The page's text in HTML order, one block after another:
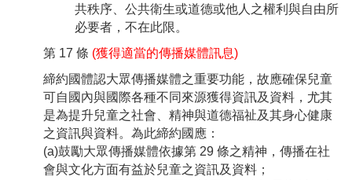
共秩序、公共衛生或道德或他人之權利與自由所
必要者，不在此限。
第 17 條 (獲得適當的傳播媒體訊息)
締約國體認大眾傳播媒體之重要功能，故應確保兒童
可自國內與國際各種不同來源獲得資訊及資料，尤其
是為提升兒童之社會、精神與道德福祉及其身心健康
之資訊與資料。為此締約國應：
(a)鼓勵大眾傳播媒體依據第 29 條之精神，傳播在社
會與文化方面有益於兒童之資訊及資料；